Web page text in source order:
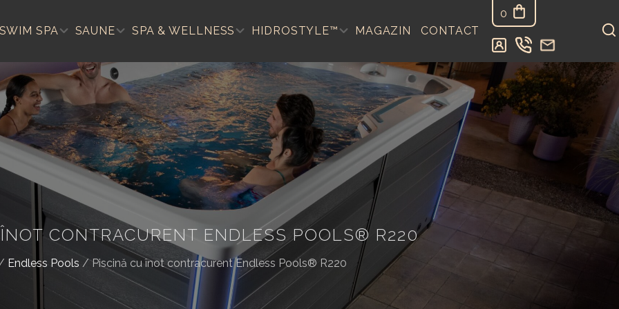
SWIM SPA SAUNE SPA & WELLNESS HIDROSTYLE™ MAGAZIN CONTACT
0
CONTRACURENT ENDLESS POOLS® R220
Endless Pools /Piscină cu înot contracurent Endless Pools® R220